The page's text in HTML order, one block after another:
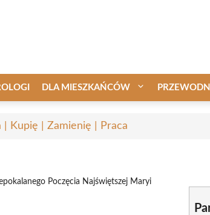
DLA MIESZKAŃCÓW
| Kupię | Zamienię | Praca
Poczęcia Najświętszej Maryi